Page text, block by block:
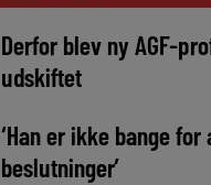
Derfor blev ny AGF-
udskiftet
‘Han er ikke bange for
beslutninger’